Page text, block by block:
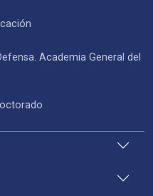
Academia General del